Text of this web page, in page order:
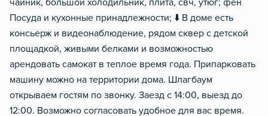
чайник, большой холодильник, плита, свч, утюг; фен
Посуда и кухонные принадлежности; ⬇️ В доме есть
консьерж и видеонаблюдение, рядом сквер с детской
площадкой, живыми белками и возможностью
арендовать самокат в теплое время года. Припарковать
машину можно на территории дома. Шлагбаум
открываем гостям по звонку. Заезд с 14:00, выезд до
12:00. Возможно согласовать удобное для вас время.